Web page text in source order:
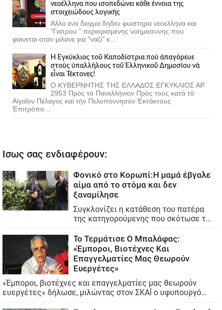
νεοέλληνα που ισοπεδώνει κάθε έννοια της
στοιχειώδους λογικής
Αλλο ενα δειγμα δηδεν φωστηρα νεοελληνα και
"Γιατρου " περιορισμενης νοημοσυνης που
φαινεται οταν μιλανε για "ναζι" κ...
Ἡ Ἐγκύκλιος τοῦ Καποδίστρια ποὺ ἀπαγόρευε
στοὺς ὑπαλλήλους τοῦ Ἑλληνικοῦ Δημοσίου νὰ
εἶναι Τέκτονες!
Ο ΚΥΒΕΡΝΗΤΗΣ ΤΗΣ ΕΛΛΑΔΟΣ ΕΓΚΥΚΛΙΟΣ ΑΡ.
2953 Πρὸς τὸ Πανελλήνιον Πρὸς τοὺς κατὰ τὸ
Αἰγαῖον Πέλαγος καὶ τὴν Πελοπόννησον Ἐκτάκτους
Ἐπιτρόπο...